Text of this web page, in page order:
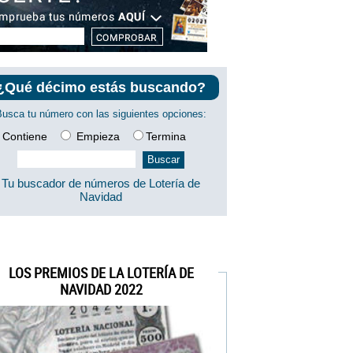
décimo estás buscando?
tu número con las siguientes opciones:
Contiene Empieza Termina
Tu buscador de números de Lotería de
Navidad
LOS PREMIOS DE LA LOTERÍA DE
NAVIDAD 2022